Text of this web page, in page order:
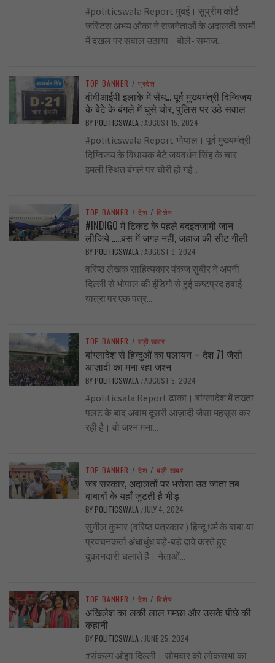
#politicswala Report मुंबई। सुप्रीम कोर्ट
जस्टिस अभय ओका ने राजनेताओं के अदालती कामों
में दखल पर सवाल उठाया। बोले- समाज...
TOP BANNER / प्रदेश
वीवीआईपी इलाके में सेंध… पूर्व मुख्यमंत्री दिग्विजय
के बेटे के बंगले में घुसे चोर, पुलिस पर उठे सवाल
BY POLITICSWALA /AUGUST 15, 2024
#politicswala Report भोपाल। पूर्व मुख्यमंत्री
दिग्विजय के विधायक बेटे जयवर्धन सिंह के चार
इमली स्थित बंगले पर चोरी हो गई...
TOP BANNER / देश / विशेष
#INDIGO में टिकट के पहले बदइंतज़ामी जान
लीजिये …..बस में जगह नहीं, जहाज की सीट गीली
BY POLITICSWALA /AUGUST 9, 2024
वरिष्ठ लेखक साहित्यकार पंकज सुबीर ने अपनी
दिल्ली से भोपाल की इंडिगो से हुई कष्टप्रद हवाई
यात्रा पर एक पत्र...
TOP BANNER / बड़ी खबर
बांग्लादेश से हिन्दुओं का पलायन – देश 71 जैसी
आज़ादी का मना रहा जश्न
BY POLITICSWALA /AUGUST 5, 2024
#politicsala Report ढाका। बांग्लादेश में तख्ता
पलट के बाद अवाम दूसरी आज़ादी जैसा महसूस कर
रही है। वो जश्न मना...
TOP BANNER / देश / बड़ी खबर
जब सरकार, अदालतों पर भरोसा उठ जाता तब
बाबाबों के यहाँ जुटती है भीड़
BY POLITICSWALA / JULY 4, 2024
सुनील कुमार (वरिष्ठ पत्रकार ) हिन्दू धर्म के बाबा या
प्रवचनकर्ता अंधाधुंध बड़े-बड़े दावे करते हुए
दुकानदारी चलाते हैं। नेताओं...
TOP BANNER / देश / विशेष
अखिलेश का लकी लाल गमछा और उसके पीछे की
कहानी
BY POLITICSWALA / JUNE 25, 2024
#संकल्प ओझा दिल्ली। सोमवार को लोकसभा का